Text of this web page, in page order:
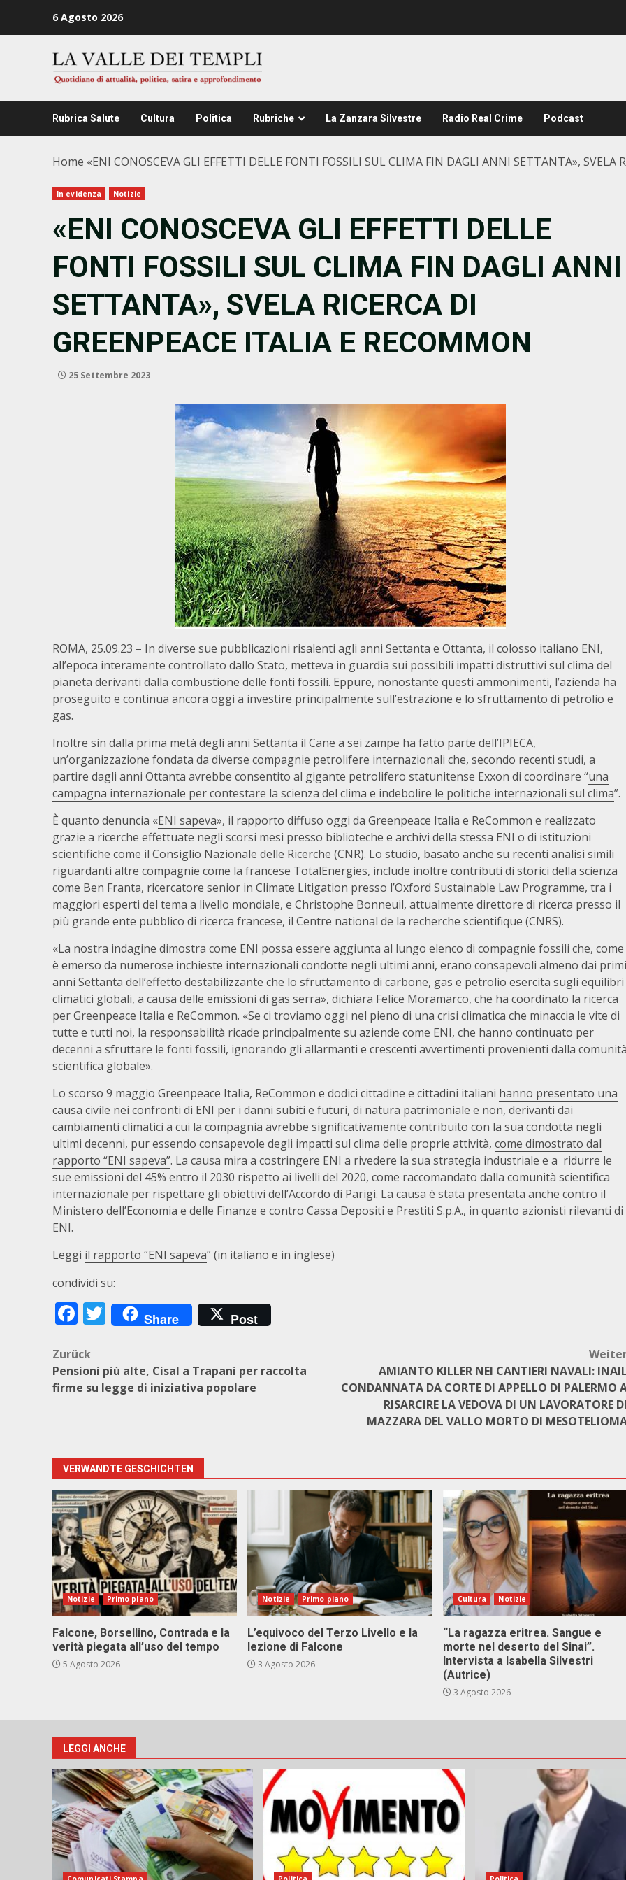
6 Agosto 2026
Rubrica Salute Cultura Politica Rubriche La Zanzara Silvestre Radio Real Crime Podcast
Home «ENI CONOSCEVA GLI EFFETTI DELLE FONTI FOSSILI SUL CLIMA FIN DAGLI ANNI SETTANTA», SVELA
In evidenza Notizie
«ENI CONOSCEVA GLI EFFETTI DELLE
FONTI FOSSILI SUL CLIMA FIN DAGLI ANNI
SETTANTA», SVELA RICERCA DI
GREENPEACE ITALIA E RECOMMON
25 Settembre 2023
ROMA, 25.09.23 – In diverse sue pubblicazioni risalenti agli anni Settanta e Ottanta, il colosso italiano ENI,
all’epoca interamente controllato dallo Stato, metteva in guardia sui possibili impatti distruttivi sul clima del
pianeta derivanti dalla combustione delle fonti fossili. Eppure, nonostante questi ammonimenti, l’azienda ha
proseguito e continua ancora oggi a investire principalmente sull’estrazione e lo sfruttamento di petrolio e
gas.
Inoltre sin dalla prima metà degli anni Settanta il Cane a sei zampe ha fatto parte dell’IPIECA,
un’organizzazione fondata da diverse compagnie petrolifere internazionali che, secondo recenti studi, a
partire dagli anni Ottanta avrebbe consentito al gigante petrolifero statunitense Exxon di coordinare “una
campagna internazionale per contestare la scienza del clima e indebolire le politiche internazionali sul clima”.
È quanto denuncia «ENI sapeva», il rapporto diffuso oggi da Greenpeace Italia e ReCommon e realizzato
grazie a ricerche effettuate negli scorsi mesi presso biblioteche e archivi della stessa ENI o di istituzioni
scientifiche come il Consiglio Nazionale delle Ricerche (CNR). Lo studio, basato anche su recenti analisi simili
riguardanti altre compagnie come la francese TotalEnergies, include inoltre contributi di storici della scienza
come Ben Franta, ricercatore senior in Climate Litigation presso l’Oxford Sustainable Law Programme, tra i
maggiori esperti del tema a livello mondiale, e Christophe Bonneuil, attualmente direttore di ricerca presso il
più grande ente pubblico di ricerca francese, il Centre national de la recherche scientifique (CNRS).
«La nostra indagine dimostra come ENI possa essere aggiunta al lungo elenco di compagnie fossili che, come
è emerso da numerose inchieste internazionali condotte negli ultimi anni, erano consapevoli almeno dai primi
anni Settanta dell’effetto destabilizzante che lo sfruttamento di carbone, gas e petrolio esercita sugli equilibri
climatici globali, a causa delle emissioni di gas serra», dichiara Felice Moramarco, che ha coordinato la ricerca
per Greenpeace Italia e ReCommon. «Se ci troviamo oggi nel pieno di una crisi climatica che minaccia le vite di
tutte e tutti noi, la responsabilità ricade principalmente su aziende come ENI, che hanno continuato per
decenni a sfruttare le fonti fossili, ignorando gli allarmanti e crescenti avvertimenti provenienti dalla
scientifica globale».
Lo scorso 9 maggio Greenpeace Italia, ReCommon e dodici cittadine e cittadini italiani hanno presentato una
causa civile nei confronti di ENI per i danni subiti e futuri, di natura patrimoniale e non, derivanti dai
cambiamenti climatici a cui la compagnia avrebbe significativamente contribuito con la sua condotta negli
ultimi decenni, pur essendo consapevole degli impatti sul clima delle proprie attività, come dimostrato dal
rapporto “ENI sapeva”. La causa mira a costringere ENI a rivedere la sua strategia industriale e a ridurre le
sue emissioni del 45% entro il 2030 rispetto ai livelli del 2020, come raccomandato dalla comunità scientifica
internazionale per rispettare gli obiettivi dell’Accordo di Parigi. La causa è stata presentata anche contro il
Ministero dell’Economia e delle Finanze e contro Cassa Depositi e Prestiti S.p.A., in quanto azionisti rilevanti di
ENI.
Leggi il rapporto “ENI sapeva” (in italiano e in inglese)
condividi su:
Facebook
Twitter
Share Post
Beitragsnavigation
Zurück
Pensioni più alte, Cisal a Trapani per raccolta
firme su legge di iniziativa popolare
AMIANTO KILLER NEI CANTIERI NAVALI:
CONDANNATA DA CORTE DI APPELLO DI PALERMO
RISARCIRE LA VEDOVA DI UN LAVORATORE
MAZZARA DEL VALLO MORTO DI
VERWANDTE GESCHICHTEN
Notizie Primo piano
Falcone, Borsellino, Contrada e la
verità piegata all’uso del tempo
5 Agosto 2026
Notizie Primo piano
L’equivoco del Terzo Livello e la
lezione di Falcone
3 Agosto 2026
Cultura Notizie
“La ragazza eritrea. Sangue e
morte nel deserto del Sinai”.
Intervista a Isabella Silvestri
(Autrice)
3 Agosto 2026
LEGGI ANCHE